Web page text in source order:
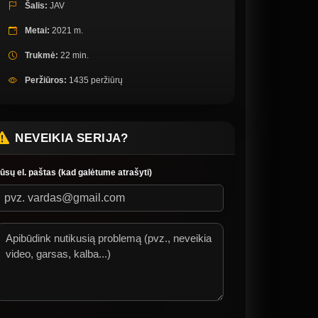
Šalis: JAV
Metai: 2021 m.
Trukmė: 22 min.
Peržiūros: 1435 peržiūrų
NEVEIKIA SERIJA?
el. paštas (kad galėtume atrašyti)